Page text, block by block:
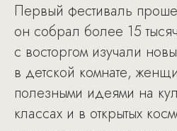
Первый фестиваль
он собрал более 15
с восторгом изучали
в детской комнате,
полезными идеями на
классах и в открытых